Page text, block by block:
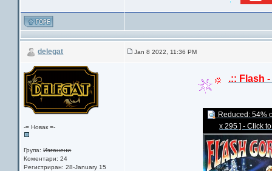
delegat Jan 8 2022, 11:36 PM
-= Новак =-
Група:Изгонени
Коментари: 24
Регистриран: 28-January 15
.:: Flash
Reduced: 54%
x 295 ] - Click